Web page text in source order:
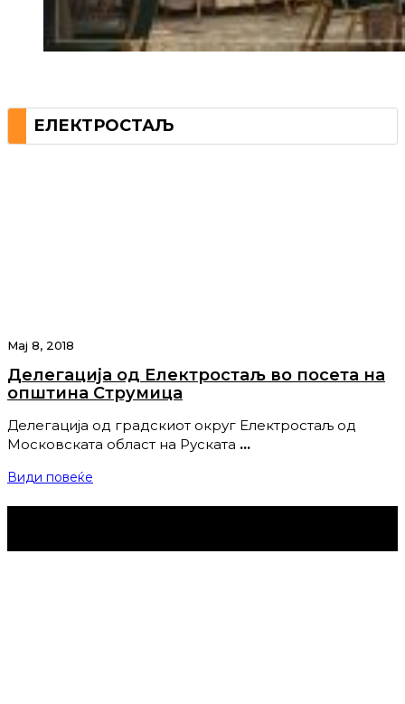
ЕЛЕКТРОСТАЉ
Мај 8, 2018
Делегација од Електростаљ во посета на
општина Струмица
Делегација од градскиот округ Електростаљ од
Московската област на Руската …
Види повеќе